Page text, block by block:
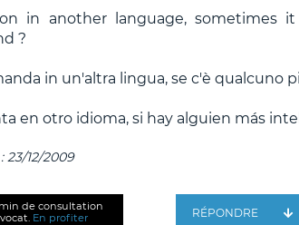
in another language, sometimes
?
in un'altra lingua, se c'è qualcuno
en otro idioma, si hay alguien más
12/2009
de consultation
En profiter RÉPONDRE